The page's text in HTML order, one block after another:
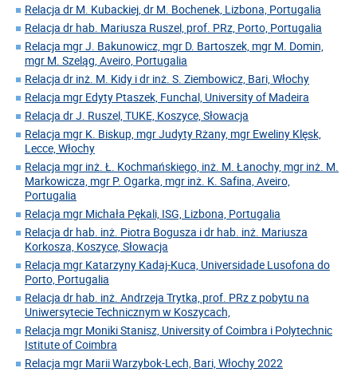
Relacja dr M. Kubackiej, dr M. Bochenek, Lizbona, Portugalia
Relacja dr hab. Mariusza Ruszel, prof. PRz, Porto, Portugalia
Relacja mgr J. Bakunowicz, mgr D. Bartoszek, mgr M. Domin,
mgr M. Szeląg, Aveiro, Portugalia
Relacja dr inż. M. Kidy i dr inż. S. Ziembowicz, Bari, Włochy
Relacja mgr Edyty Ptaszek, Funchal, University of Madeira
Relacja dr J. Ruszel, TUKE, Koszyce, Słowacja
Relacja mgr K. Biskup, mgr Judyty Rżany, mgr Eweliny Klęsk,
Lecce, Włochy
Relacja mgr inż. Ł. Kochmańskiego, inż. M. Łanochy, mgr inż. M.
Markowicza, mgr P. Ogarka, mgr inż. K. Safina, Aveiro,
Portugalia
Relacja mgr Michała Pękali, ISG, Lizbona, Portugalia
Relacja dr hab. inż. Piotra Bogusza i dr hab. inż. Mariusza
Korkosza, Koszyce, Słowacja
Relacja mgr Katarzyny Kadaj-Kuca, Universidade Lusofona do
Porto, Portugalia
Relacja dr hab. inż. Andrzeja Trytka, prof. PRz z pobytu na
Uniwersytecie Technicznym w Koszycach,
Relacja mgr Moniki Stanisz, University of Coimbra i Polytechnic
Istitute of Coimbra
Relacja mgr Marii Warzybok-Lech, Bari, Włochy 2022